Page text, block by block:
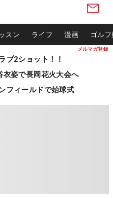
メルマガ登録
スン ライフ 漫画 ゴル
ブ2ショット！！
衣姿で長岡花火大会へ
フィールドで始球式